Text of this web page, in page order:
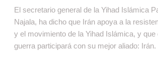
El secretario general de la Yihad Islámica
Najala, ha dicho que Irán apoya a la
y el movimiento de la Yihad Islámica, y que
guerra participará con su mejor aliado: Irán.